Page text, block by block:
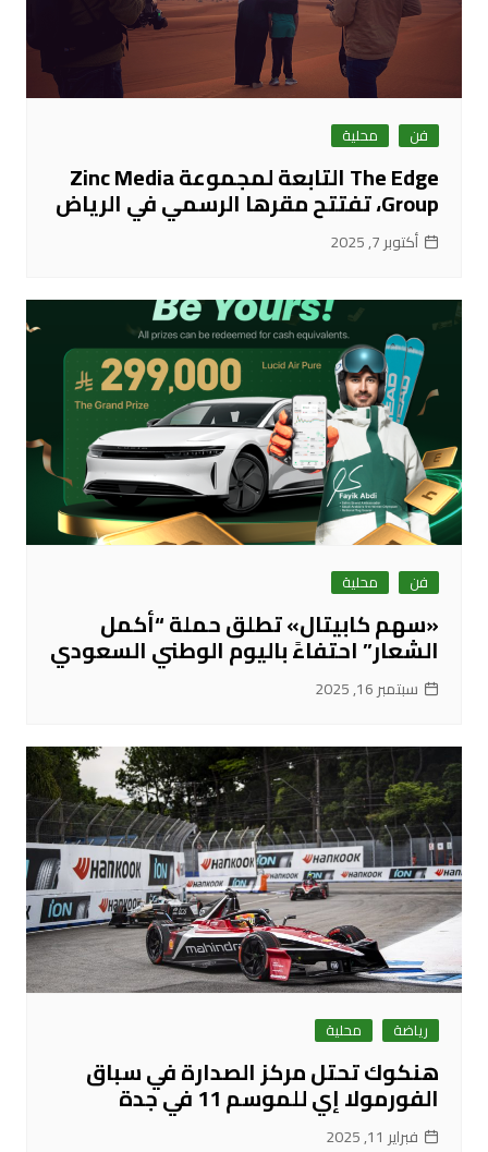
فن محلية
The Edge التابعة لمجموعة Zinc Media
Group، تفتتح مقرها الرسمي في الرياض
أكتوبر 7, 2025
فن محلية
«سهم كابيتال» تطلق حملة “أكمل
الشعار” احتفاءً باليوم الوطني السعودي
سبتمبر 16, 2025
رياضة محلية
هنكوك تحتل مركز الصدارة في سباق
الفورمولا إي للموسم 11 في جدة
فبراير 11, 2025